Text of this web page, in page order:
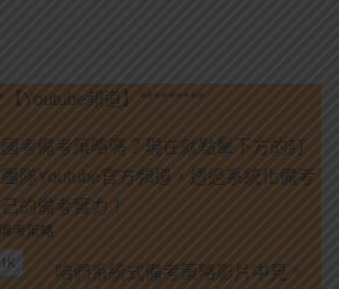
Youtube頻道】*********
考備考策略嗎？現在就點擊下方的訂
隊Youtube官方頻道，透過系統化備考
的備考實力！
咱們系統式備考策略影片中見。